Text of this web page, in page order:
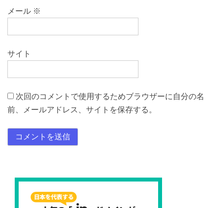
メール ※
サイト
次回のコメントで使用するためブラウザーに自分の名
前、メールアドレス、サイトを保存する。